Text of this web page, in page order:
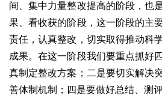
间、集中力量整改提高的阶段，也
果、看收获的阶段，这一阶段的主
责任，认真整改，切实取得推动科
成果。在这一阶段我们要重点抓好
真制定整改方案；二是要切实解决
善体制机制；四是要做好总结、测评